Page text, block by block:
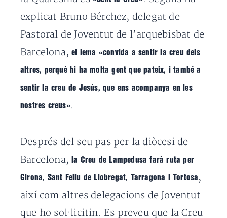
explicat Bruno Bérchez, delegat de
Pastoral de Joventut de l’arquebisbat de
Barcelona,el lema «convida a sentir la creu dels
altres, perquè hi ha molta gent que pateix, i també a
sentir la creu de Jesús, que ens acompanya en les
nostres creus».
Després del seu pas per la diòcesi de
Barcelona, la Creu de Lampedusa farà ruta per
Girona, Sant Feliu de Llobregat, Tarragona i Tortosa ,
així com altres delegacions de Joventut
que ho sol·licitin. Es preveu que la Creu